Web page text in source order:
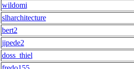
wildomi
slharchitecture
bert2
jipede2
doss_thiel